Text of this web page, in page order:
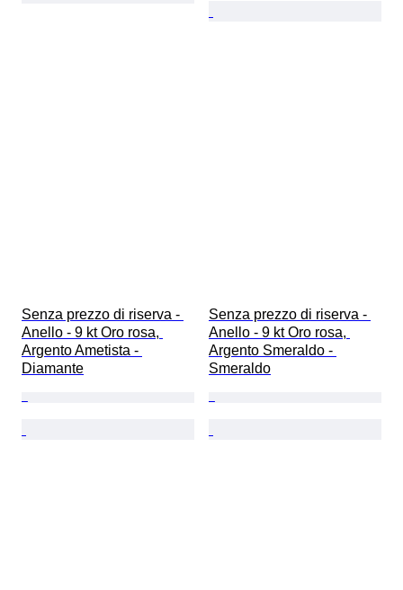
Senza prezzo di riserva -
Anello - 9 kt Oro rosa,
Argento Ametista -
Diamante
Senza prezzo di riserva -
Anello - 9 kt Oro rosa,
Argento Smeraldo -
Smeraldo